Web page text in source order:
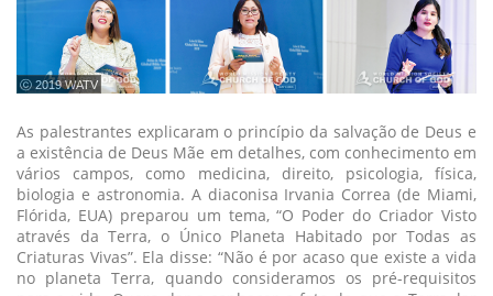
ⓒ 2019 WATV
As palestrantes explicaram o princípio da salvação de Deus e
a existência de Deus Mãe em detalhes, com conhecimento em
vários campos, como medicina, direito, psicologia, física,
biologia e astronomia. A diaconisa Irvania Correa (de Miami,
Flórida, EUA) preparou um tema, “O Poder do Criador Visto
através da Terra, o Único Planeta Habitado por Todas as
Criaturas Vivas”. Ela disse: “Não é por acaso que existe a vida
no planeta Terra, quando consideramos os pré-requisitos